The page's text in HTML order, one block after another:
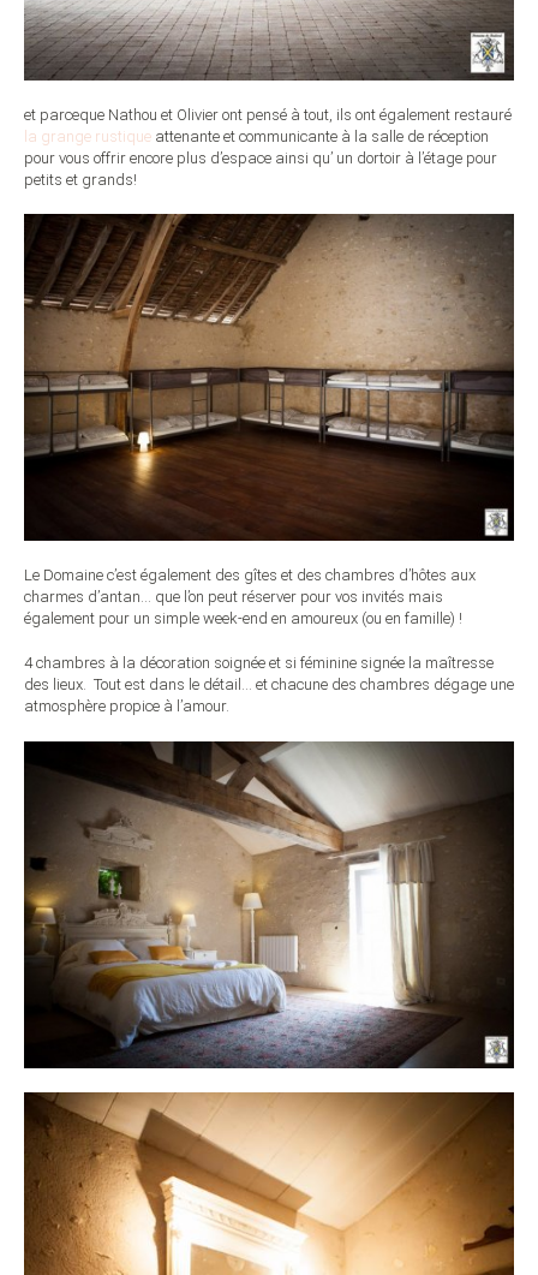
et parceque Nathou et Olivier ont pensé à tout, ils ont également restauré
la grange rustique attenante et communicante à la salle de réception
pour vous offrir encore plus d’espace ainsi qu’ un dortoir à l’étage pour
petits et grands!
Le Domaine c’est également des gîtes et des chambres d’hôtes aux
charmes d’antan… que l’on peut réserver pour vos invités mais
également pour un simple week-end en amoureux (ou en famille) !
4 chambres à la décoration soignée et si féminine signée la maîtresse
des lieux. Tout est dans le détail… et chacune des chambres dégage une
atmosphère propice à l’amour.